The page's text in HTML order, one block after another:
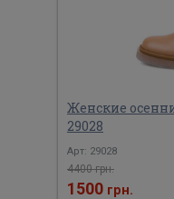
Женские
29028
Арт: 29028
4400 грн.
1500 грн.